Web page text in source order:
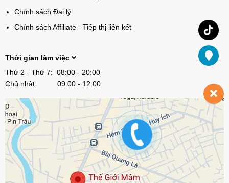
Chính sách Đại lý
Chính sách Affiliate - Tiếp thị liên kết
Thời gian làm việc
Thứ 2 - Thứ 7: 08:00 - 20:00
Chủ nhật: 09:00 - 12:00